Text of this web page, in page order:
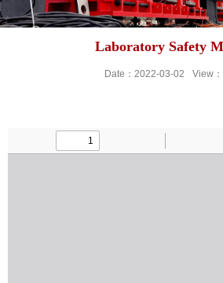
Laboratory Safety
Date：2022-03-02 View：